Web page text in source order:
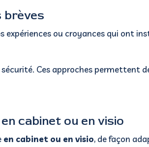
brèves
expériences ou croyances qui ont
Ces approches permettent
cabinet ou en visio
en cabinet ou en visio, de façon